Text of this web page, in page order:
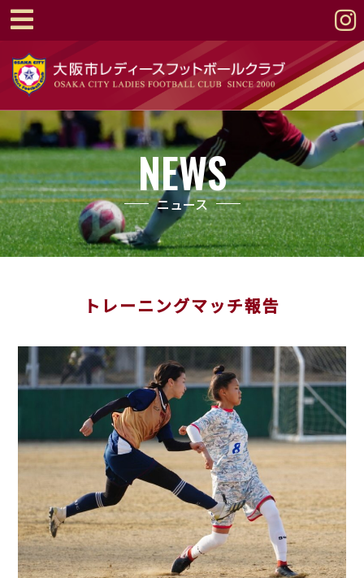
NEWS
ニュース
トレーニングマッチ報告